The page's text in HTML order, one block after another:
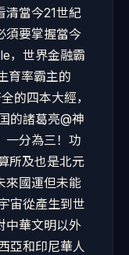
清當今21世紀
須要掌握當今
，世界金融霸
育率霸主的
的四本大經，
的諸葛亮@神
一分為三！功
所及也是北元
來國運但未能
宙從產生到世
中華文明以外
亞和印尼華人